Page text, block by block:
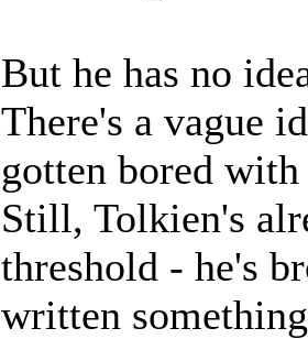
But he has no
There's a vague
gotten bored
Still, Tolkien's
threshold - he's
written